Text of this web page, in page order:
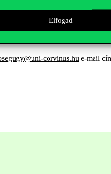
Elfogad
a szakok és kurzusok
és
hallgatóközpontúbbak
corvinus.hu e-mail